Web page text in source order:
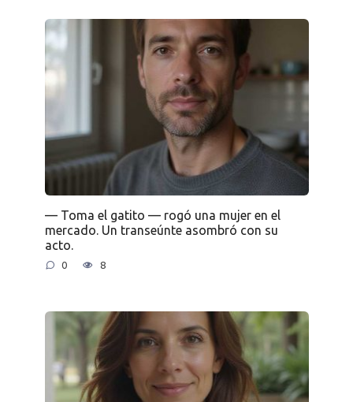
— Toma el gatito — rogó una mujer en el
mercado. Un transeúnte asombró con su
acto.
0 8